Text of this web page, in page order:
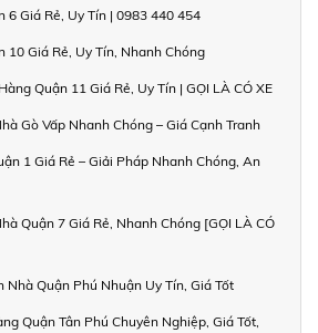
6 Giá Rẻ, Uy Tín | 0983 440 454
10 Giá Rẻ, Uy Tín, Nhanh Chóng
Quận 11 Giá Rẻ, Uy Tín | GỌI LÀ CÓ XE
Gò Vấp Nhanh Chóng – Giá Cạnh Tranh
1 Giá Rẻ – Giải Pháp Nhanh Chóng, An
Quận 7 Giá Rẻ, Nhanh Chóng [GỌI LÀ CÓ
Nhà Quận Phú Nhuận Uy Tín, Giá Tốt
Quận Tân Phú Chuyên Nghiệp, Giá Tốt,